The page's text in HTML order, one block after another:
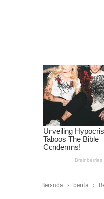
Beranda berita